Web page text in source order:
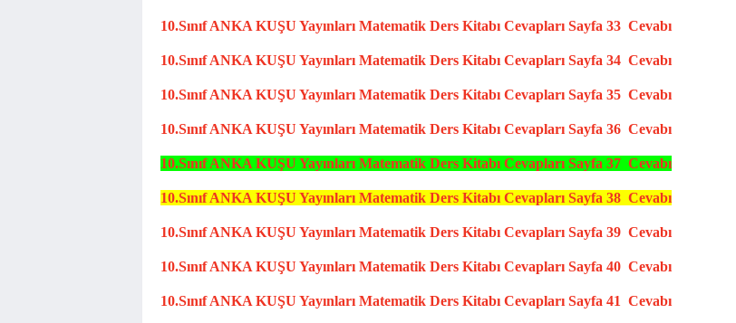
10.SınıfANKA KUŞU Yayınları Matematik Ders Kitabı Cevapları Sayfa 33 Cevabı
10.SınıfANKA KUŞU Yayınları Matematik Ders Kitabı Cevapları Sayfa 34 Cevabı
10.SınıfANKA KUŞU Yayınları Matematik Ders Kitabı Cevapları Sayfa 35 Cevabı
10.SınıfANKA KUŞU Yayınları Matematik Ders Kitabı Cevapları Sayfa 36 Cevabı
10.SınıfANKA KUŞU Yayınları Matematik Ders Kitabı Cevapları Sayfa 37 Cevabı
10.SınıfANKA KUŞU Yayınları Matematik Ders Kitabı Cevapları Sayfa 38 Cevabı
10.SınıfANKA KUŞU Yayınları Matematik Ders Kitabı Cevapları Sayfa 39 Cevabı
10.SınıfANKA KUŞU Yayınları Matematik Ders Kitabı Cevapları Sayfa 40 Cevabı
10.SınıfANKA KUŞU Yayınları Matematik Ders Kitabı Cevapları Sayfa 41 Cevabı